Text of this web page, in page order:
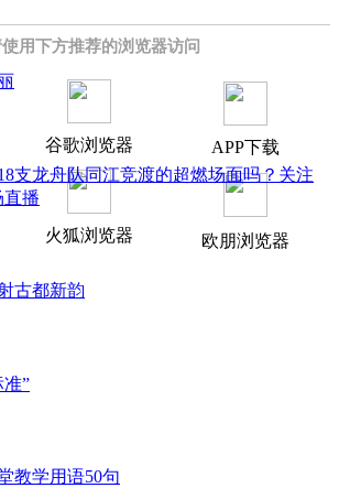
用下方推荐的浏览器访问
谷歌浏览器 APP下载
火狐浏览器 欧朋浏览器
支龙舟队同江竞渡的超燃场面吗？关注
直播
古都新韵
”
教学用语50句